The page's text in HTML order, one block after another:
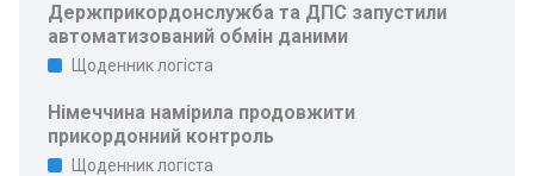
Держприкордонслужба та ДПС запустили
автоматизований обмін даними
Щоденник логіста
Німеччина намірила продовжити
прикордонний контроль
Щоденник логіста